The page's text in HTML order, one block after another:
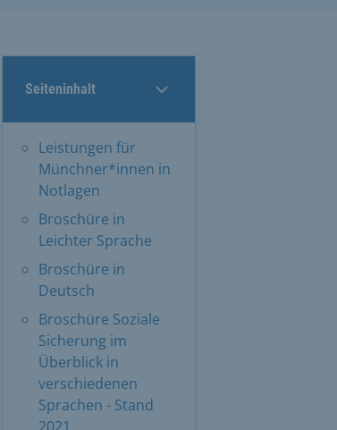
Seiteninhalt
Leistungen für
Münchner*innen in
Notlagen
Broschüre in
Leichter Sprache
Broschüre in
Deutsch
Broschüre Soziale
Sicherung im
Überblick in
verschiedenen
Sprachen - Stand